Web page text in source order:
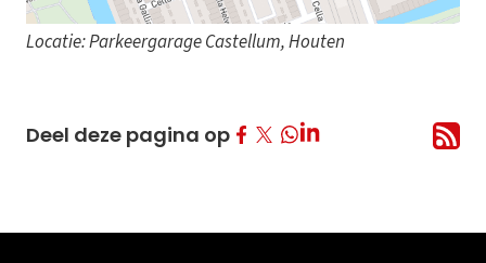
Locatie: Parkeergarage Castellum, Houten
Deel deze pagina opDeel op Facebook
Deel op Twitter
Deel op Whatsapp
Deel op LinkedIn